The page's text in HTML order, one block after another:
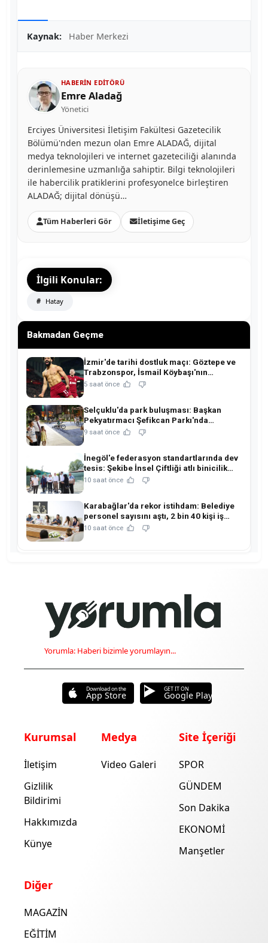
Kaynak: Haber Merkezi
HABERIN EDITÖRÜ
Emre Aladağ
Yönetici
Erciyes Üniversitesi İletişim Fakültesi Gazetecilik
Bölümü'nden mezun olan Emre ALADAĞ, dijital
medya teknolojileri ve internet gazeteciliği alanında
derinlemesine uzmanlığa sahiptir. Bilgi teknolojileri
ile habercilik pratiklerini profesyonelce birleştiren
ALADAĞ; dijital dönüşü…
Tüm Haberleri Gör İletişime Geç
İlgili Konular:
Hatay
Bakmadan Geçme
İzmir'de tarihi dostluk maçı: Göztepe ve
Trabzonspor, İsmail Köybaşı'nın
jübilesinde buluşuyor!
5 saat önce
Selçuklu'da park buluşması: Başkan
Pekyatırmacı Şefikcan Parkı'nda
hemşehrileriyle buluştu!
9 saat önce
İnegöl'e federasyon standartlarında dev
tesis: Şekibe İnsel Çiftliği atlı binicilik
merkezine dönüşüyor!
10 saat önce
Karabağlar'da rekor istihdam: Belediye
personel sayısını aştı, 2 bin 40 kişi iş
sahibi oldu!
10 saat önce
Yorumla: Haberi bizimle yorumlayın...
Download on the
App Store
GET IT ON
Google Play
Kurumsal
İletişim
Gizlilik
Bildirimi
Hakkımızda
Künye
Medya
Video Galeri
Site İçeriği
SPOR
GÜNDEM
Son Dakika
EKONOMİ
Manşetler
Diğer
MAGAZİN
EĞİTİM